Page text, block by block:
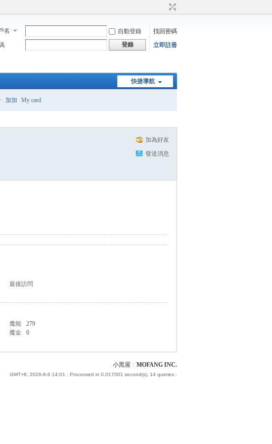
名 自動登錄
找回密碼
登錄 立即註冊
快捷導航
加加 My card
加為好友
發送消息
最後訪問
魔能
279
魔金 0
小黑屋 MOFANG INC.
GMT+8, 2026-8-6 14:01 , Processed in 0.017001 second(s), 14 queries .